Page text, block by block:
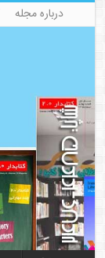
درباره مجله